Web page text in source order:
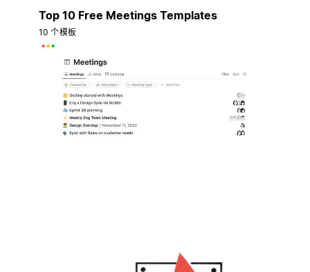
Top 10 Free Meetings Templates
10 个模板